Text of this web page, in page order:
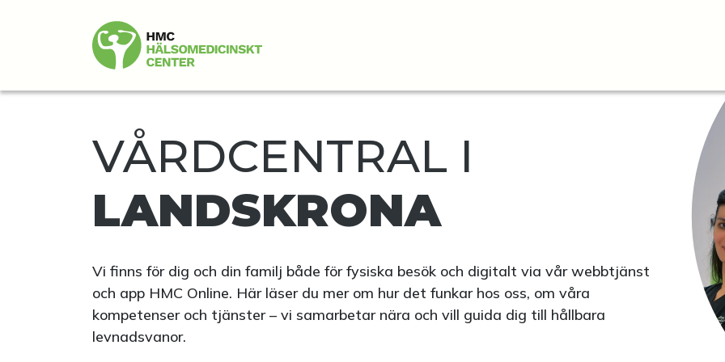
VÅRDCENTRAL I
LANDSKRONA
Vi finns för dig och din familj både för fysiska besök och digitalt via vår webbtjänst
och app HMC Online. Här läser du mer om hur det funkar hos oss, om våra
kompetenser och tjänster – vi samarbetar nära och vill guida dig till hållbara
levnadsvanor.